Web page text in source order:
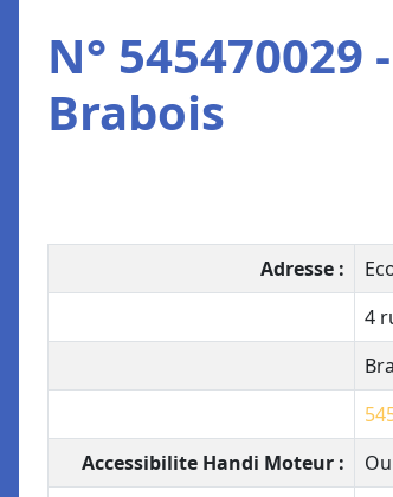
N° 545470029
Brabois
Adresse :
4
Accessibilite Handi Moteur :